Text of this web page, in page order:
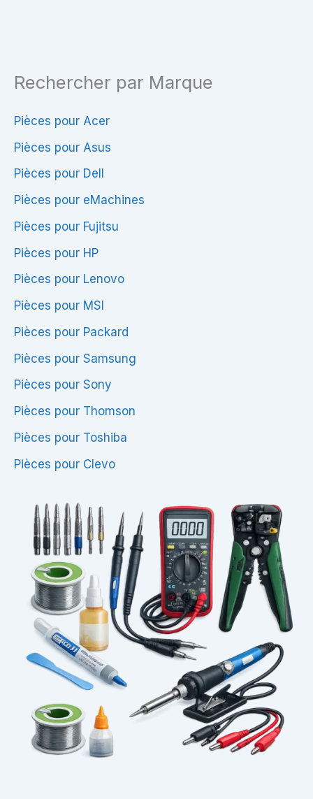
Rechercher par Marque
Pièces pour Acer
Pièces pour Asus
Pièces pour Dell
Pièces pour eMachines
Pièces pour Fujitsu
Pièces pour HP
Pièces pour Lenovo
Pièces pour MSI
Pièces pour Packard
Pièces pour Samsung
Pièces pour Sony
Pièces pour Thomson
Pièces pour Toshiba
Pièces pour Clevo
–
PC
Portable